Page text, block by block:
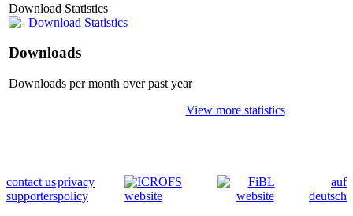
Download Statistics
Download Statistics
Downloads
Downloads per month over past year
View more statistics
contact us
supporters
privacy
policy
auf
deutsch